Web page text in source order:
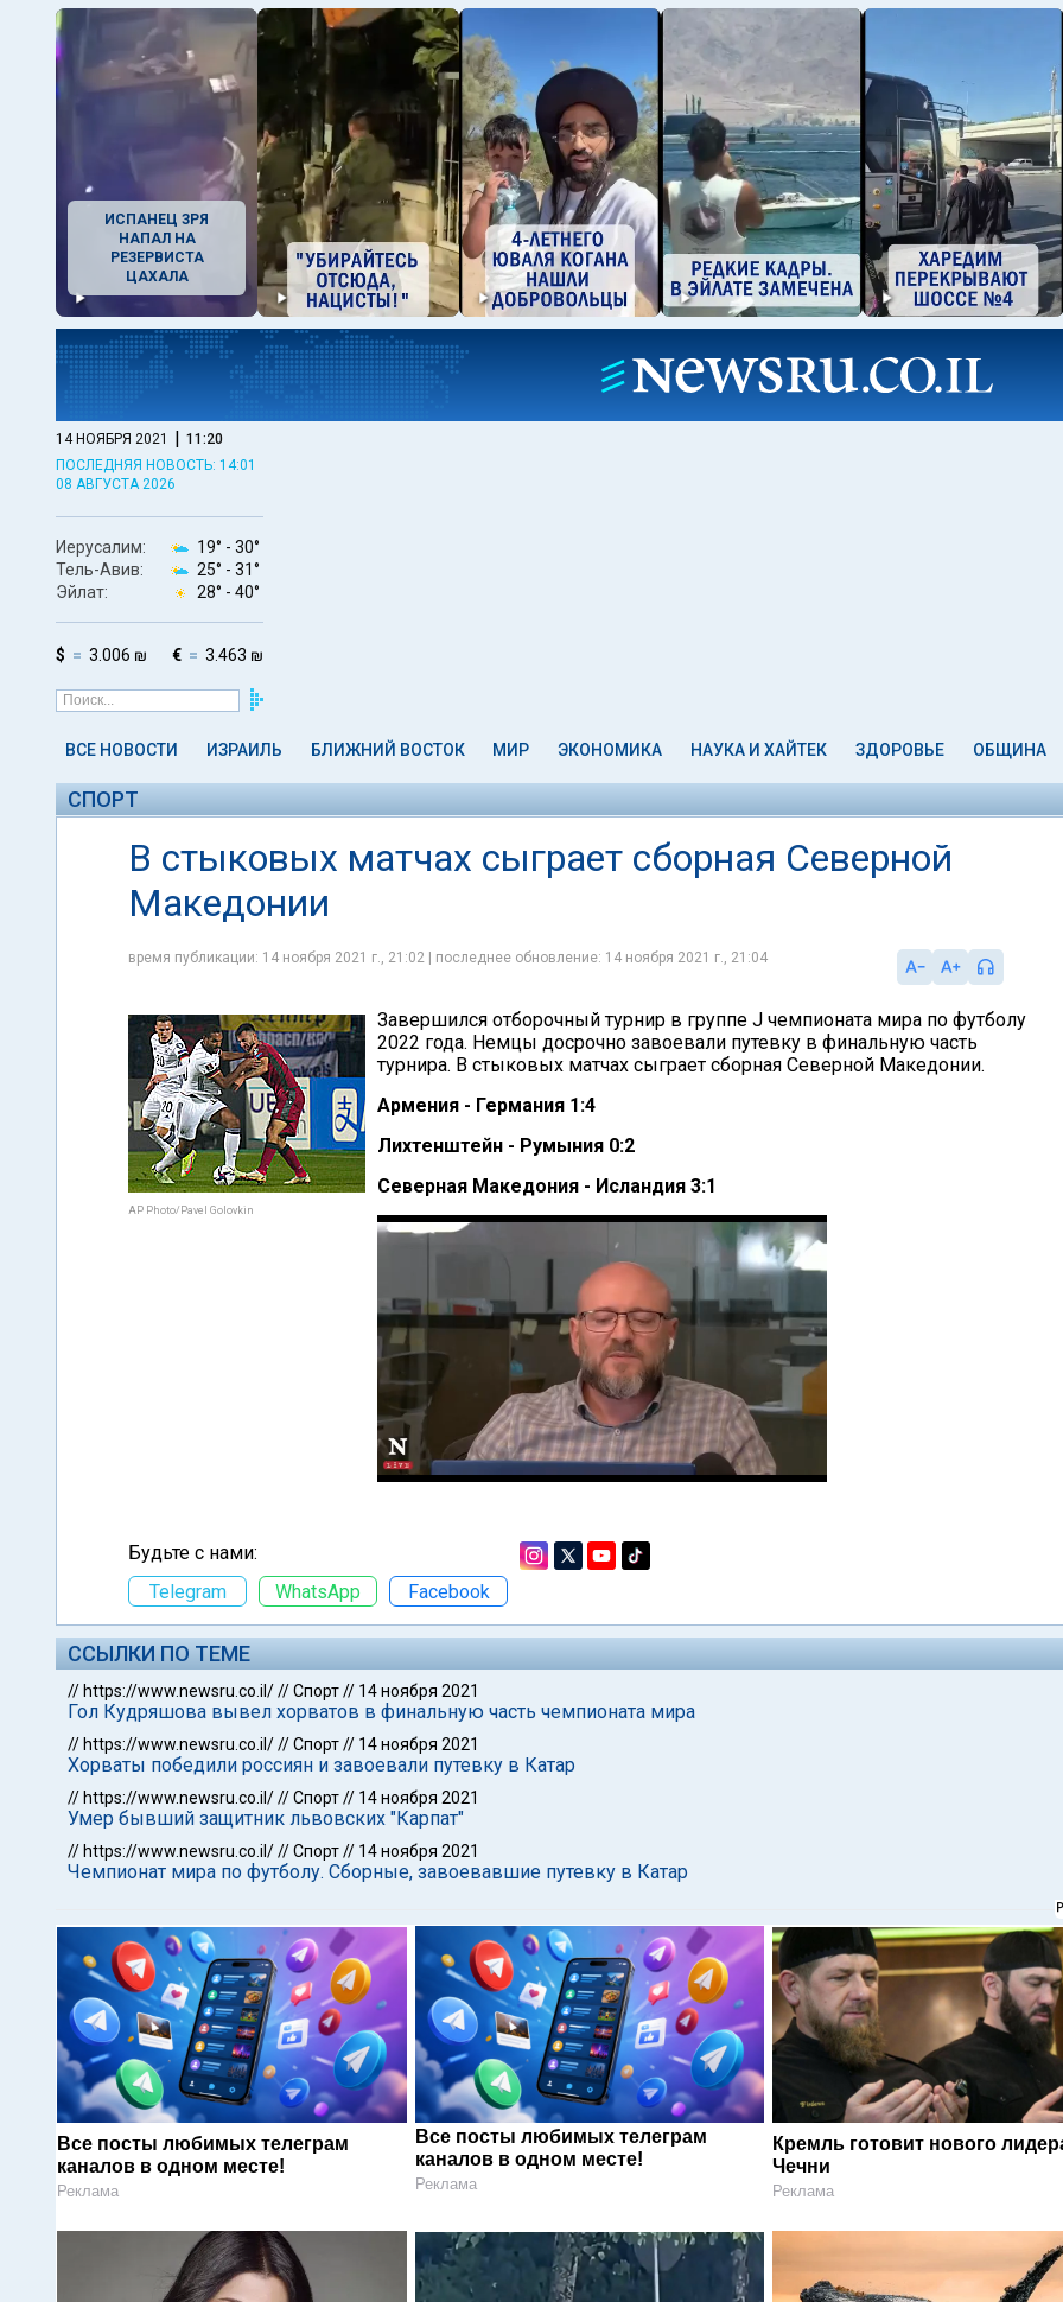
ИСПАНЕЦ ЗРЯ
НАПАЛ НА
РЕЗЕРВИСТА
ЦАХАЛА
14 НОЯБРЯ 2021 | 11:20
ПОСЛЕДНЯЯ НОВОСТЬ: 14:01
08 АВГУСТА 2026
Иерусалим: 19° - 30°
Тель-Авив:
25° - 31°
Эйлат:
28° - 40°
$ 3.006 ₪ € 3.463 ₪
ВСЕ НОВОСТИ ИЗРАИЛЬ БЛИЖНИЙ ВОСТОК МИР ЭКОНОМИКА НАУКА И ХАЙТЕК ЗДОРОВЬЕ ОБЩИНА
СПОРТ
В стыковых матчах сыграет сборная Северной
Македонии
время публикации: 14 ноября 2021 г., 21:02 | последнее обновление: 14 ноября 2021 г., 21:04
AP Photo/Pavel Golovkin
Завершился отборочный турнир в группе J чемпионата мира по футболу
2022 года. Немцы досрочно завоевали путевку в финальную часть
турнира. В стыковых матчах сыграет сборная Северной Македонии.
Армения - Германия 1:4
Лихтенштейн - Румыния 0:2
Северная Македония - Исландия 3:1
Будьте с нами:
Telegram
WhatsApp Facebook
ССЫЛКИ ПО ТЕМЕ
// https://www.newsru.co.il///Спорт// 14 ноября 2021
Гол Кудряшова вывел хорватов в финальную часть чемпионата мира
// https://www.newsru.co.il///Спорт// 14 ноября 2021
Хорваты победили россиян и завоевали путевку в Катар
// https://www.newsru.co.il///Спорт// 14 ноября 2021
Умер бывший защитник львовских "Карпат"
// https://www.newsru.co.il///Спорт// 14 ноября 2021
Чемпионат мира по футболу. Сборные, завоевавшие путевку в Катар
Все посты любимых телеграм
каналов в одном месте!
Реклама
Все посты любимых телеграм
каналов в одном месте!
Реклама
Кремль готовит нового
Чечни
Реклама